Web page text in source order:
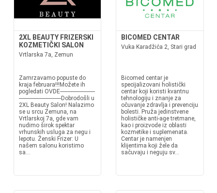
2XL BEAUTY FRIZERSKI
KOZMETIČKI SALON
Vrtlarska 7a, Zemun
Zamrzavamo popuste do
kraja februara!!!Možete ih
pogledati OVDE------------------------
-----------------------------Dobrodošli u
2XL Beauty Salon! Nalazimo
se u srcu Zemuna, na
Vrtlarskoj 7a, gde vam
nudimo širok spektar
vrhunskih usluga za negu i
lepotu. Ženski Frizer: U
našem salonu koristimo
sa...
BICOMED CENTAR
Vuka Karadžića 2, Stari grad
Bicomed centar je
specijalizovani holistički
centar koji koristi kvantnu
tehnologiju i znanje za
očuvanje zdravlja i prevenciju
bolesti. Pruža jedinstvene
holističke anti-age tretmane,
kao i proizvode iz oblasti
kozmetike i suplemenata.
Centar je namenjen
klijentima koji žele da
sačuvaju i neguju sv...